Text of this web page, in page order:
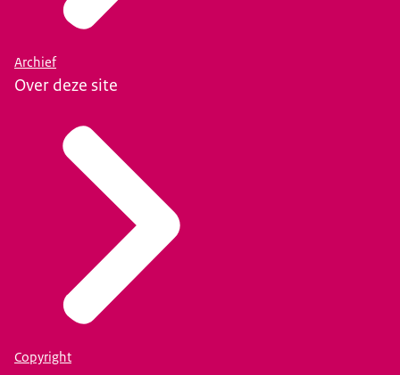
Archief
Over deze site
Copyright